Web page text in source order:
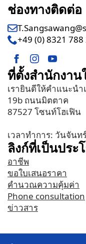
ลิงก์ที่เป็นประ
อาชีพ
ขอใบเสนอราคา
คำนวณความคุ้มค่า
Phone consultation
ข่าวสาร
ที่ตั้งสำนักงา
เรายินดีให้คำแนะน
19b ถนนมิตตาค
87527 โซนท์โฮเฟิน
เวลาทำการ: วันจัน
ช่องทางติดต่อ
+49 (0) 8321 788